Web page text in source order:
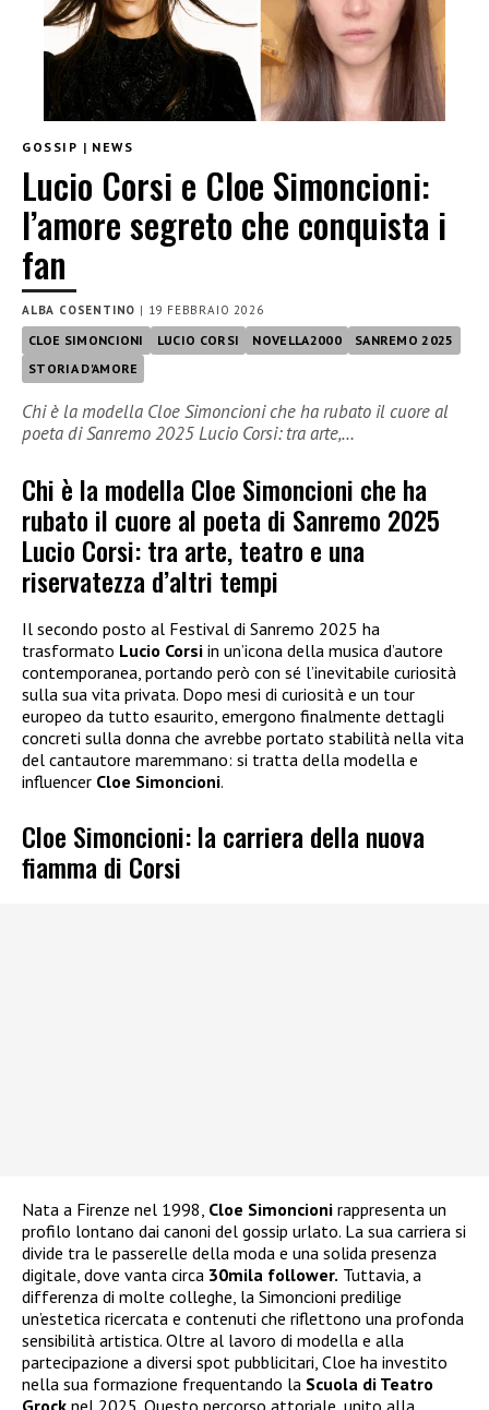
GOSSIP | NEWS
Lucio Corsi e Cloe Simoncioni:
l’amore segreto che conquista i
fan
ALBA COSENTINO | 19 FEBBRAIO 2026
CLOE SIMONCIONI LUCIO CORSI NOVELLA2000
SANREMO 2025
STORIA D'AMORE
Chi è la modella Cloe Simoncioni che ha rubato il cuore al
poeta di Sanremo 2025 Lucio Corsi: tra arte,…
Chi è la modella Cloe Simoncioni che ha
rubato il cuore al poeta di Sanremo 2025
Lucio Corsi: tra arte, teatro e una
riservatezza d’altri tempi
Il secondo posto al Festival di Sanremo 2025 ha
trasformato Lucio Corsi in un’icona della musica d’autore
contemporanea, portando però con sé l’inevitabile curiosità
sulla sua vita privata. Dopo mesi di curiosità e un tour
europeo da tutto esaurito, emergono finalmente dettagli
concreti sulla donna che avrebbe portato stabilità nella vita
del cantautore maremmano: si tratta della modella e
influencer Cloe Simoncioni.
Cloe Simoncioni: la carriera della nuova
fiamma di Corsi
Nata a Firenze nel 1998, Cloe Simoncioni rappresenta un
profilo lontano dai canoni del gossip urlato. La sua carriera si
divide tra le passerelle della moda e una solida presenza
digitale, dove vanta circa 30mila follower. Tuttavia, a
differenza di molte colleghe, la Simoncioni predilige
un’estetica ricercata e contenuti che riflettono una profonda
sensibilità artistica. Oltre al lavoro di modella e alla
partecipazione a diversi spot pubblicitari, Cloe ha investito
nella sua formazione frequentando la Scuola di Teatro